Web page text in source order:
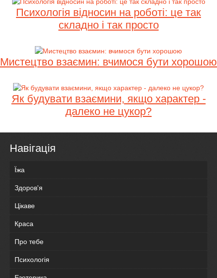
Психологія відносин на роботі: це так
складно і так просто
Мистецтво взаємин: вчимося бути хорошою
Як будувати взаємини, якщо характер -
далеко не цукор?
Навігація
Їжа
Здоров'я
Цікаве
Краса
Про тебе
Психологія